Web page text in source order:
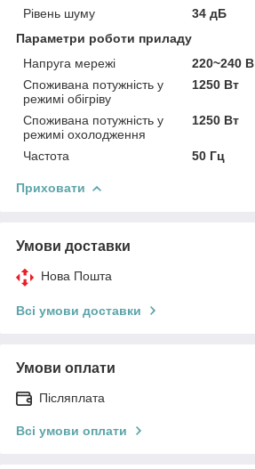
Рівень шуму
34 дБ
Параметри роботи приладу
Напруга мережі
220~240 В
Споживана потужність у
режимі обігріву
1250 Вт
Споживана потужність у
режимі охолодження
1250 Вт
Частота 50 Гц
Приховати
Умови доставки
Нова Пошта
Всі умови доставки
Умови оплати
Післяплата
Всі умови оплати